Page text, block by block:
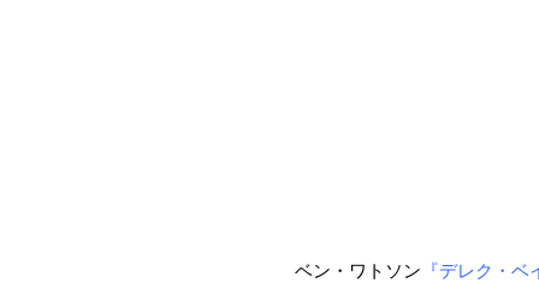
ベン・ワトソン 『デレク・